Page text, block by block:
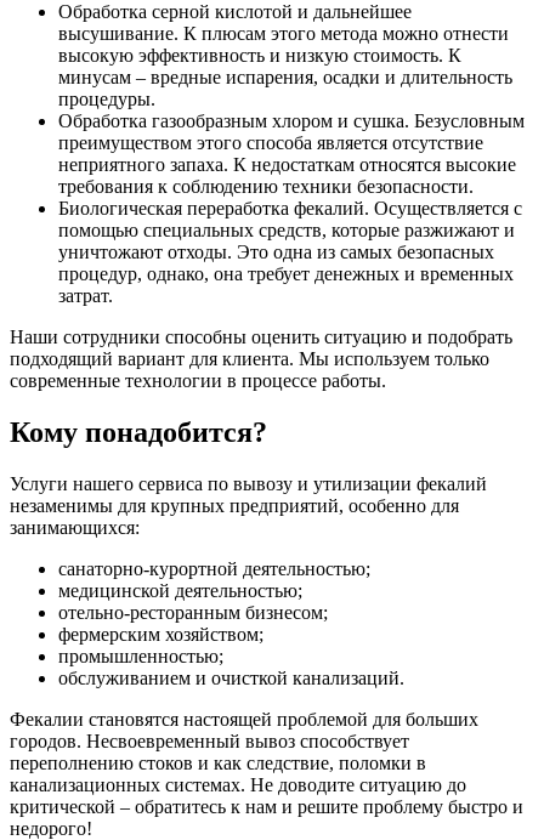
Обработка серной кислотой и дальнейшее
высушивание. К плюсам этого метода можно отнести
высокую эффективность и низкую стоимость. К
минусам – вредные испарения, осадки и длительность
процедуры.
Обработка газообразным хлором и сушка. Безусловным
преимуществом этого способа является отсутствие
неприятного запаха. К недостаткам относятся высокие
требования к соблюдению техники безопасности.
Биологическая переработка фекалий. Осуществляется с
помощью специальных средств, которые разжижают и
уничтожают отходы. Это одна из самых безопасных
процедур, однако, она требует денежных и временных
затрат.
Наши сотрудники способны оценить ситуацию и подобрать
подходящий вариант для клиента. Мы используем только
современные технологии в процессе работы.
Кому понадобится?
Услуги нашего сервиса по вывозу и утилизации фекалий
незаменимы для крупных предприятий, особенно для
занимающихся:
санаторно-курортной деятельностью;
медицинской деятельностью;
отельно-ресторанным бизнесом;
фермерским хозяйством;
промышленностью;
обслуживанием и очисткой канализаций.
Фекалии становятся настоящей проблемой для больших
городов. Несвоевременный вывоз способствует
переполнению стоков и как следствие, поломки в
канализационных системах. Не доводите ситуацию до
критической – обратитесь к нам и решите проблему быстро и
недорого!